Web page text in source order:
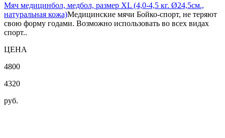
Мяч медицинбол, медбол, размер XL (4,0-4,5 кг. Ø24,5см.,
натуральная кожа)Медицинские мячи Бойко-спорт, не теряют
свою форму годами. Возможно использовать во всех видах
спорт..
ЦЕНА
4800
4320
руб.